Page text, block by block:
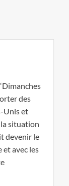
des
Unis et
situation
devenir le
avec les